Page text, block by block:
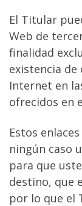
El Titular
Web de
finalidad
existencia
Internet en
ofrecidos en
Estos
ningún caso
para que
destino, que
por lo que el